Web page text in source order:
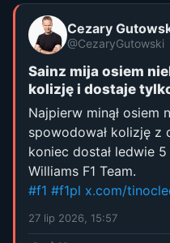
Cezary
@CezaryGutowski
Sainz mija osiem
kolizję i dostaje
Najpierw minął osiem
spowodował kolizję z
koniec dostał ledwie
Williams F1 Team.
#f1 #f1pl x.com/
27 lip 2026, 15:57